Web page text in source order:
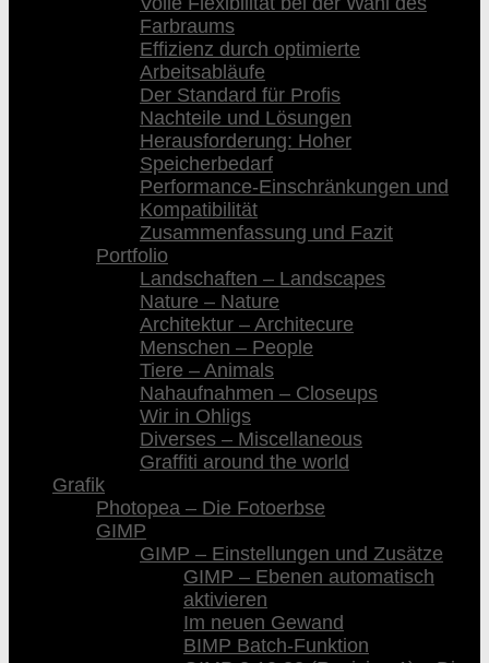
Farbraums
Effizienz durch optimierte
Arbeitsabläufe
Der Standard für Profis
Nachteile und Lösungen
Herausforderung: Hoher
Speicherbedarf
Performance-Einschränkungen und
Kompatibilität
Zusammenfassung und Fazit
Portfolio
Landschaften – Landscapes
Nature – Nature
Architektur – Architecure
Menschen – People
Tiere – Animals
Nahaufnahmen – Closeups
Wir in Ohligs
Diverses – Miscellaneous
Graffiti around the world
Grafik
Photopea – Die Fotoerbse
GIMP
GIMP – Einstellungen und Zusätze
GIMP – Ebenen automatisch
aktivieren
Im neuen Gewand
BIMP Batch-Funktion